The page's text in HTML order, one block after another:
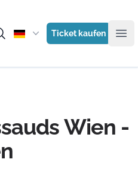
Ticket kaufen
Wien -